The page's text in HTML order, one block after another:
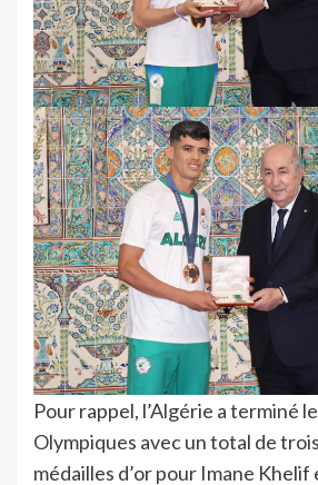
Pour rappel, l’Algérie a terminé
Olympiques avec un total de
médailles d’or pour Imane Khelif